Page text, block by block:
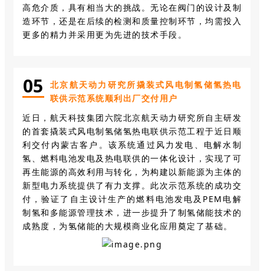
高危介质，具有相当大的挑战。无论在阀门的设计及制
造环节，还是在后续的检测和质量控制环节，均需投入
更多的精力并采用更为先进的技术手段。
05
北京航天动力研究所撬装式风电制氢储氢热电
联供示范系统顺利出厂交付用户
近日，航天科技集团六院北京航天动力研究所自主研发
的首套撬装式风电制氢储氢热电联供示范工程于近日顺
利交付内蒙古客户。该系统通过风力发电、电解水制
氢、燃料电池发电及热电联供的一体化设计，实现了可
再生能源的高效利用与转化，为构建以新能源为主体的
新型电力系统提供了有力支撑。此次示范系统的成功交
付，验证了自主设计生产的燃料电池发电及PEM电解
制氢和多能源管理技术，进一步提升了制氢储能技术的
成熟度，为氢储能的大规模商业化应用奠定了基础。